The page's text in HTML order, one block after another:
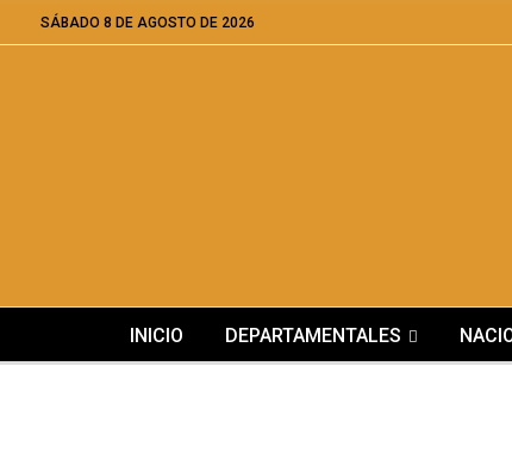
SÁBADO 8 DE AGOSTO DE 2026
INICIO DEPARTAMENTALES